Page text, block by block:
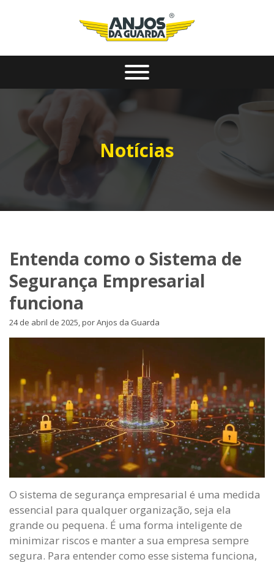
Notícias
Entenda como o Sistema de
Segurança Empresarial
funciona
24 de abril de 2025, por Anjos da Guarda
O sistema de segurança empresarial é uma medida
essencial para qualquer organização, seja ela
grande ou pequena. É uma forma inteligente de
minimizar riscos e manter a sua empresa sempre
segura. Para entender como esse sistema funciona,